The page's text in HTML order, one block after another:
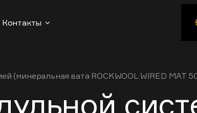
Контакты
(минеральная вата ROCKWOOL WIRED MAT